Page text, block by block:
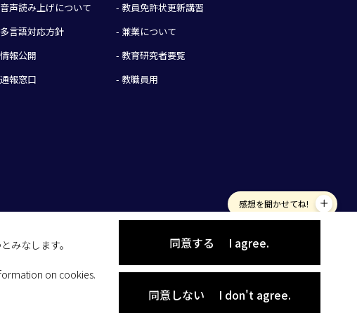
みなします。
on cookies.
同意する I agree.
同意しない I don't agree.
感想を聞かせてね!
声読み上げについて
言語対応方針
報公開
報窓口
- 教員免許状更新講習
- 兼業について
- 教育研究者要覧
- 教職員用